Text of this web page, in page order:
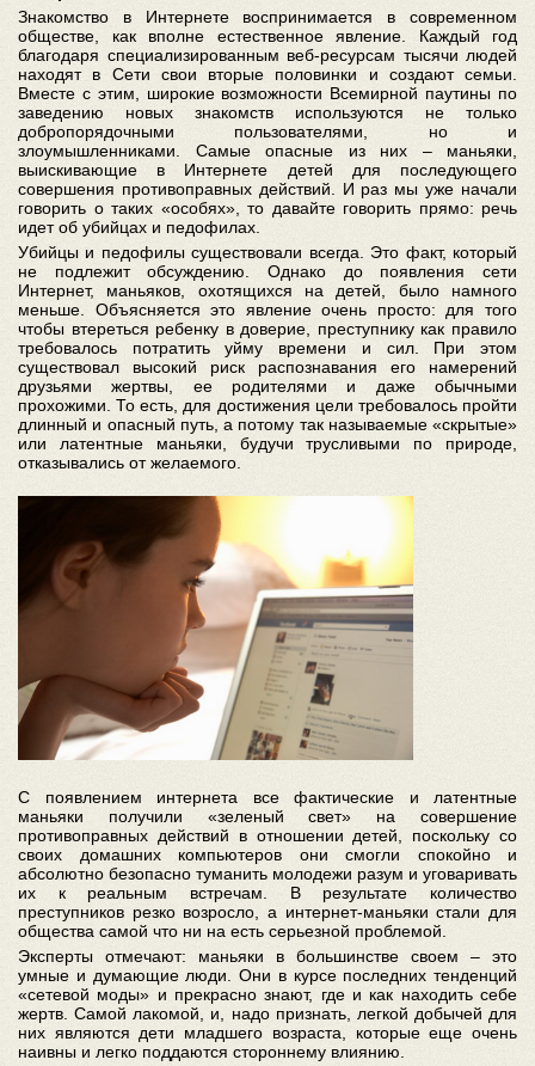
Знакомство в Интернете воспринимается в современном
обществе, как вполне естественное явление. Каждый год
благодаря специализированным веб-ресурсам тысячи людей
находят в Сети свои вторые половинки и создают семьи.
Вместе с этим, широкие возможности Всемирной паутины по
заведению новых знакомств используются не только
добропорядочными пользователями, но и
злоумышленниками. Самые опасные из них – маньяки,
выискивающие в Интернете детей для последующего
совершения противоправных действий. И раз мы уже начали
говорить о таких «особях», то давайте говорить прямо: речь
идет об убийцах и педофилах.
Убийцы и педофилы существовали всегда. Это факт, который
не подлежит обсуждению. Однако до появления сети
Интернет, маньяков, охотящихся на детей, было намного
меньше. Объясняется это явление очень просто: для того
чтобы втереться ребенку в доверие, преступнику как правило
требовалось потратить уйму времени и сил. При этом
существовал высокий риск распознавания его намерений
друзьями жертвы, ее родителями и даже обычными
прохожими. То есть, для достижения цели требовалось пройти
длинный и опасный путь, а потому так называемые «скрытые»
или латентные маньяки, будучи трусливыми по природе,
отказывались от желаемого.
С появлением интернета все фактические и латентные
маньяки получили «зеленый свет» на совершение
противоправных действий в отношении детей, поскольку со
своих домашних компьютеров они смогли спокойно и
абсолютно безопасно туманить молодежи разум и уговаривать
их к реальным встречам. В результате количество
преступников резко возросло, а интернет-маньяки стали для
общества самой что ни на есть серьезной проблемой.
Эксперты отмечают: маньяки в большинстве своем – это
умные и думающие люди. Они в курсе последних тенденций
«сетевой моды» и прекрасно знают, где и как находить себе
жертв. Самой лакомой, и, надо признать, легкой добычей для
них являются дети младшего возраста, которые еще очень
наивны и легко поддаются стороннему влиянию.